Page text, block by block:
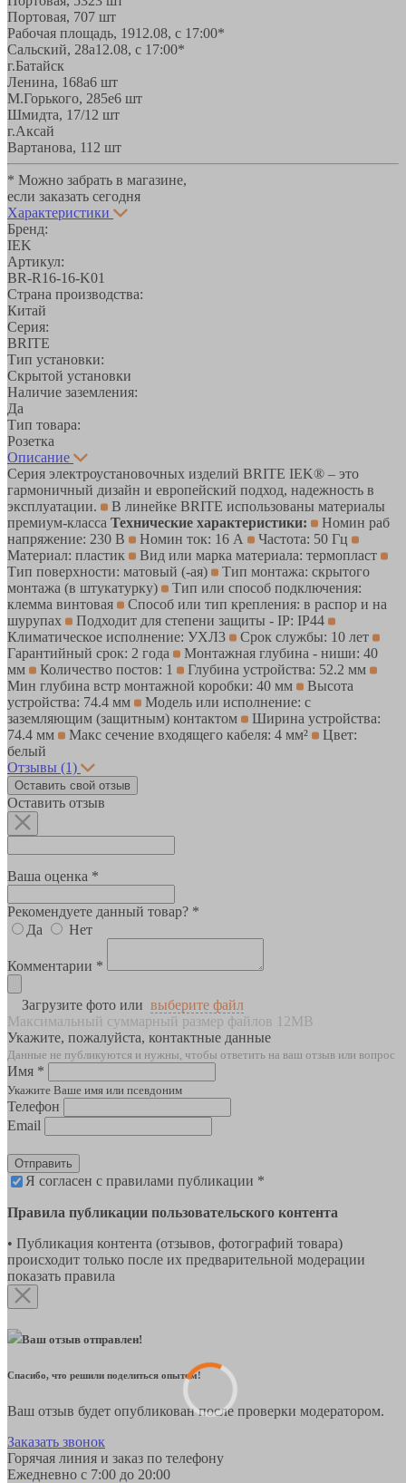
Портовая, 707 шт
Рабочая площадь, 1912.08, с 17:00*
Сальский, 28a12.08, с 17:00*
г.Батайск
Ленина, 168а6 шт
М.Горького, 285е6 шт
Шмидта, 17/1 2 шт
г.Аксай
Вартанова, 11 2 шт
* Можно забрать в магазине,
если заказать сегодня
Характеристики
Бренд:
IEK
Артикул:
BR-R16-16-K01
Страна производства:
Китай
Серия:
BRITE
Тип установки:
Скрытой установки
Наличие заземления:
Да
Тип товара:
Розетка
Описание
Серия электроустановочных изделий BRITE IEK® – это
гармоничный дизайн и европейский подход, надежность в
эксплуатации.
В линейке BRITE использованы материалы
премиум-класса Технические характеристики:
Номин раб
напряжение: 230 В
Номин ток: 16 А
Частота: 50 Гц
Материал: пластик
Вид или марка материала: термопласт
Тип поверхности: матовый (-ая)
Тип монтажа: скрытого
монтажа (в штукатурку)
Тип или способ подключения:
клемма винтовая
Способ или тип крепления: в распор и на
шурупах
Подходит для степени защиты - IP: IP44
Климатическое исполнение: УХЛ3
Срок службы: 10 лет
Гарантийный срок: 2 года
Монтажная глубина - ниши: 40
мм
Количество постов: 1
Глубина устройства: 52.2 мм
Мин глубина встр монтажной коробки: 40 мм
Высота
устройства: 74.4 мм
Модель или исполнение: с
заземляющим (защитным) контактом
Ширина устройства:
74.4 мм
Макс сечение входящего кабеля: 4 мм²
Цвет:
белый
Отзывы (1)
Оставить свой отзыв
Оставить отзыв
Ваша оценка *
Рекомендуете данный товар? *
Да
Нет
Комментарии *
Загрузите фото или выберите файл
Максимальный суммарный размер файлов 12MB
Укажите, пожалуйста, контактные данные
Данные не публикуются и нужны, чтобы ответить на ваш отзыв или вопрос
Имя *
Укажите Ваше имя или псевдоним
Телефон
Email
Отправить
Я согласен с правилами публикации *
Правила публикации пользовательского контента
• Публикация контента (отзывов, фотографий товара)
происходит только после их предварительной модерации
показать правила
Ваш отзыв отправлен!
Спасибо, что решили поделиться опытом!
Ваш отзыв будет опубликован после проверки модератором.
Заказать звонок
Горячая линия и заказ по телефону
Ежедневно с 7:00 до 20:00